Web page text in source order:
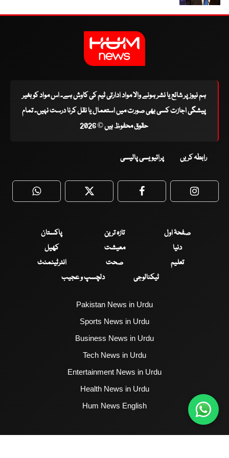
ہم نیوز پر شائع یا نشر ہونے والا مواد ادارتی ٹیم کی کاوش ہے۔ اس مواد کو بغیر
پیشگی اجازت کسی بھی صورت میں استعمال یا نقل کرنا درست نہیں۔ تمام
حقوق محفوظ ہیں © 2026
رابطہ کریں پرائیویسی پالیسی
WhatsApp Twitter Facebook
صفحۂ اول تازہ ترین
پاکستان
دنیا
معیشت
کھیل
تعلیم
صحت
انٹرٹینمنٹ
ٹیکنالوجی
دلچسپ و عجیب
Pakistan News in Urdu
Sports News in Urdu
Business News in Urdu
Tech News in Urdu
Entertainment News in Urdu
Health News in Urdu
Hum News English